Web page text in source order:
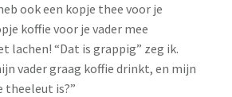
ook een kopje thee voor je
koffie voor je vader mee
lachen! “Dat is grappig” zeg ik.
vader graag koffie drinkt, en mijn
theeleut is?”